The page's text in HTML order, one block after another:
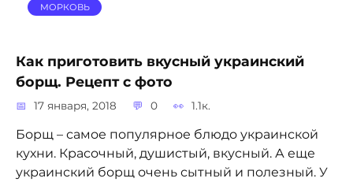
МОРКОВЬ
Как приготовить вкусный украинский
борщ. Рецепт с фото
17 января, 2018 0 1.1к.
Борщ – самое популярное блюдо украинской
кухни. Красочный, душистый, вкусный. А еще
украинский борщ очень сытный и полезный. У